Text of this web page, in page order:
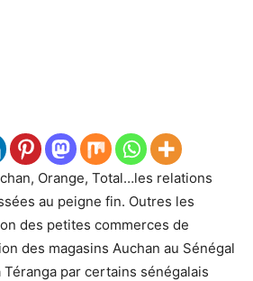
Orange, Total…les relations
au peigne fin. Outres les
des petites commerces de
des magasins Auchan au Sénégal
par certains sénégalais